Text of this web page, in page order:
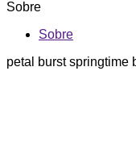
Sobre
Sobre
petal burst springtime